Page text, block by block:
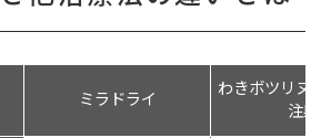
ミラドライ
わきボツリヌ
注射